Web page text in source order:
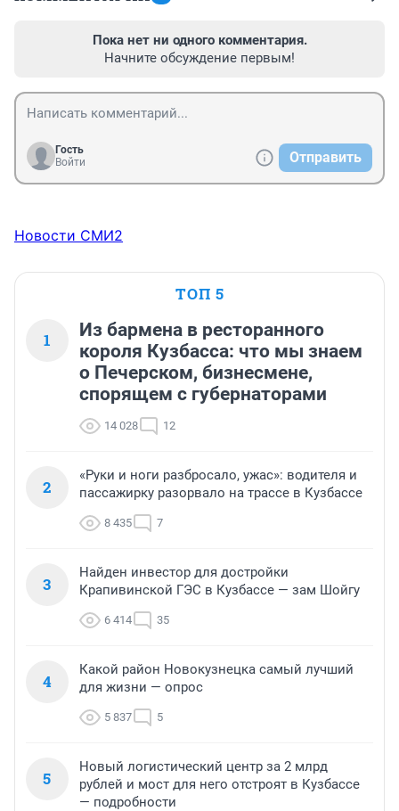
Пока нет ни одного комментария.
Начните обсуждение первым!
Гость
Войти
Отправить
Новости СМИ2
ТОП 5
1
Из бармена в ресторанного
короля Кузбасса: что мы знаем
о Печерском, бизнесмене,
спорящем с губернаторами
14 028 12
2
«Руки и ноги разбросало, ужас»: водителя и
пассажирку разорвало на трассе в Кузбассе
8 435 7
3
Найден инвестор для достройки
Крапивинской ГЭС в Кузбассе — зам Шойгу
6 414 35
4
Какой район Новокузнецка самый лучший
для жизни — опрос
5 837 5
5
Новый логистический центр за 2 млрд
рублей и мост для него отстроят в Кузбассе
— подробности